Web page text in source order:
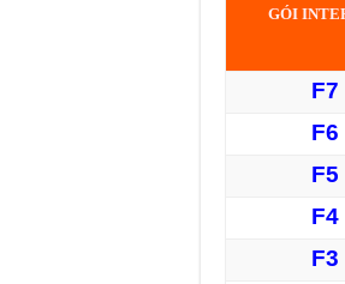
GÓI
F7
F6
F5
F4
F3